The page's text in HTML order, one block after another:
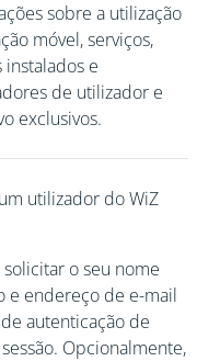
sobre a utilização
móvel, serviços,
e
de utilizador e
exclusivos.
utilizador do WiZ
o seu nome
e endereço de e-mail
autenticação de
Opcionalmente,